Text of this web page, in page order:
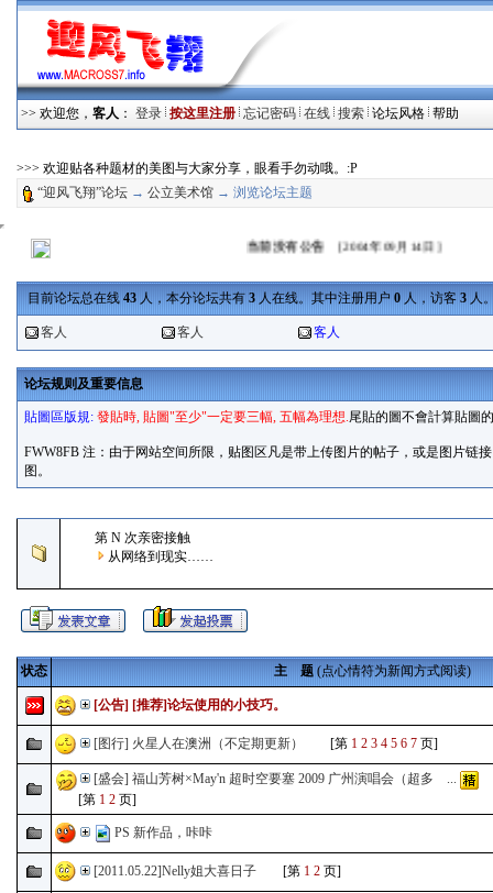
>> 欢迎您， 客人 ： 登录 按这里注册 忘记密码 在线 搜索 论坛风格 帮助
>>> 欢迎贴各种题材的美图与大家分享，眼看手勿动哦。:P
“迎风飞翔”论坛 → 公立美术馆 → 浏览论坛主题
当前没有公告[2004年09月14日]
目前论坛总在线 43 人，本分论坛共有 3 人在线。其中注册用户 0 人，访客 3 人
客人 客人 客人
论坛规则及重要信息
貼圖區版規: 發貼時, 貼圖"至少"一定要三幅, 五幅為理想.尾貼的圖不會計算
FWW8FB 注：由于网站空间所限，贴图区凡是带上传图片的帖子，或是图片
图。
第 N 次亲密接触
从网络到现实……
状态 主 题 (点心情符为新闻方式阅读)
[公告] [推荐]论坛使用的小技巧。
[图行] 火星人在澳洲（不定期更新） [第 1 2 3 4 5 6 7 页]
[盛会] 福山芳树×May'n 超时空要塞 2009 广州演唱会（超多 ...
[第 1 2 页]
PS 新作品，咔咔
[2011.05.22]Nelly姐大喜日子 [第 1 2 页]